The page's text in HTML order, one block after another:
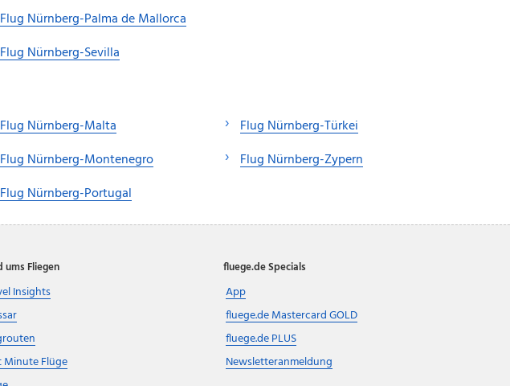
Flug Nürnberg-Palma de Mallorca
Flug Nürnberg-Sevilla
Flug Nürnberg-Malta
Flug Nürnberg-Montenegro
Flug Nürnberg-Portugal
Flug Nürnberg-Türkei
Flug Nürnberg-Zypern